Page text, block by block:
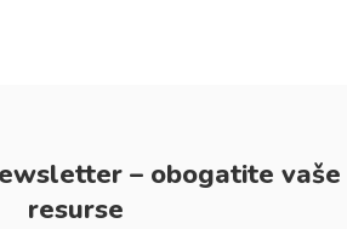
– obogatite vaše
resurse